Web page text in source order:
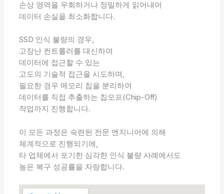
손상 영역을 우회하거나 정밀하게 읽어내어
데이터 손실을 최소화합니다.
SSD 인식 불량의 경우,
고장난 컨트롤러를 대신하여
데이터에 접근할 수 있는
고도의 기술적 접근을 시도하며,
필요한 경우 메모리 칩을 분리하여
데이터를 직접 추출하는 칩오프(Chip-Off)
작업까지 진행합니다.
이 모든 과정은 숙련된 전문 엔지니어에 의해
체계적으로 진행되기에,
타 업체에서 포기한 심각한 인식 불량 사례에서도
높은 복구 성공률을 자랑합니다.